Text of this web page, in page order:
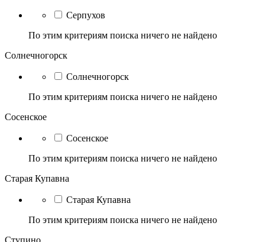
Серпухов
По этим критериям поиска ничего не найдено
Солнечногорск
Солнечногорск
По этим критериям поиска ничего не найдено
Сосенское
Сосенское
По этим критериям поиска ничего не найдено
Старая Купавна
Старая Купавна
По этим критериям поиска ничего не найдено
Ступино